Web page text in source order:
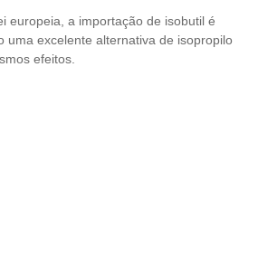
europeia, a importação de isobutil é
uma excelente alternativa de isopropilo
efeitos.